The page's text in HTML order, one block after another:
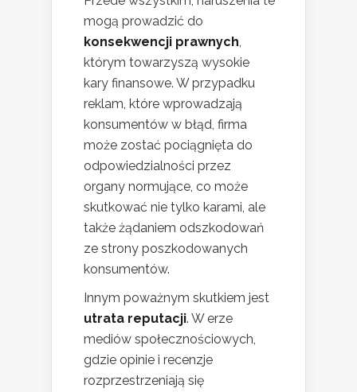
mogą prowadzić do
konsekwencji prawnych
którym towarzyszą wysokie
kary finansowe. W przypadku
reklam, które wprowadzają
konsumentów w błąd, firma
może zostać pociągnięta do
odpowiedzialności przez
organy normujące, co może
skutkować nie tylko karami, ale
także żądaniem odszkodowań
ze strony poszkodowanych
konsumentów.
Innym poważnym skutkiem jest
utrata reputacji. W erze
mediów społecznościowych,
gdzie opinie i recenzje
rozprzestrzeniają się